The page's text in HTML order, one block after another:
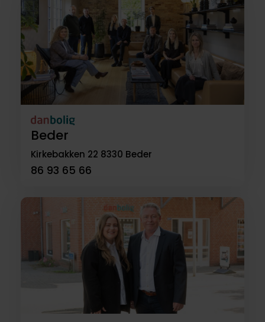
Beder
Kirkebakken 22 8330 Beder
86 93 65 66